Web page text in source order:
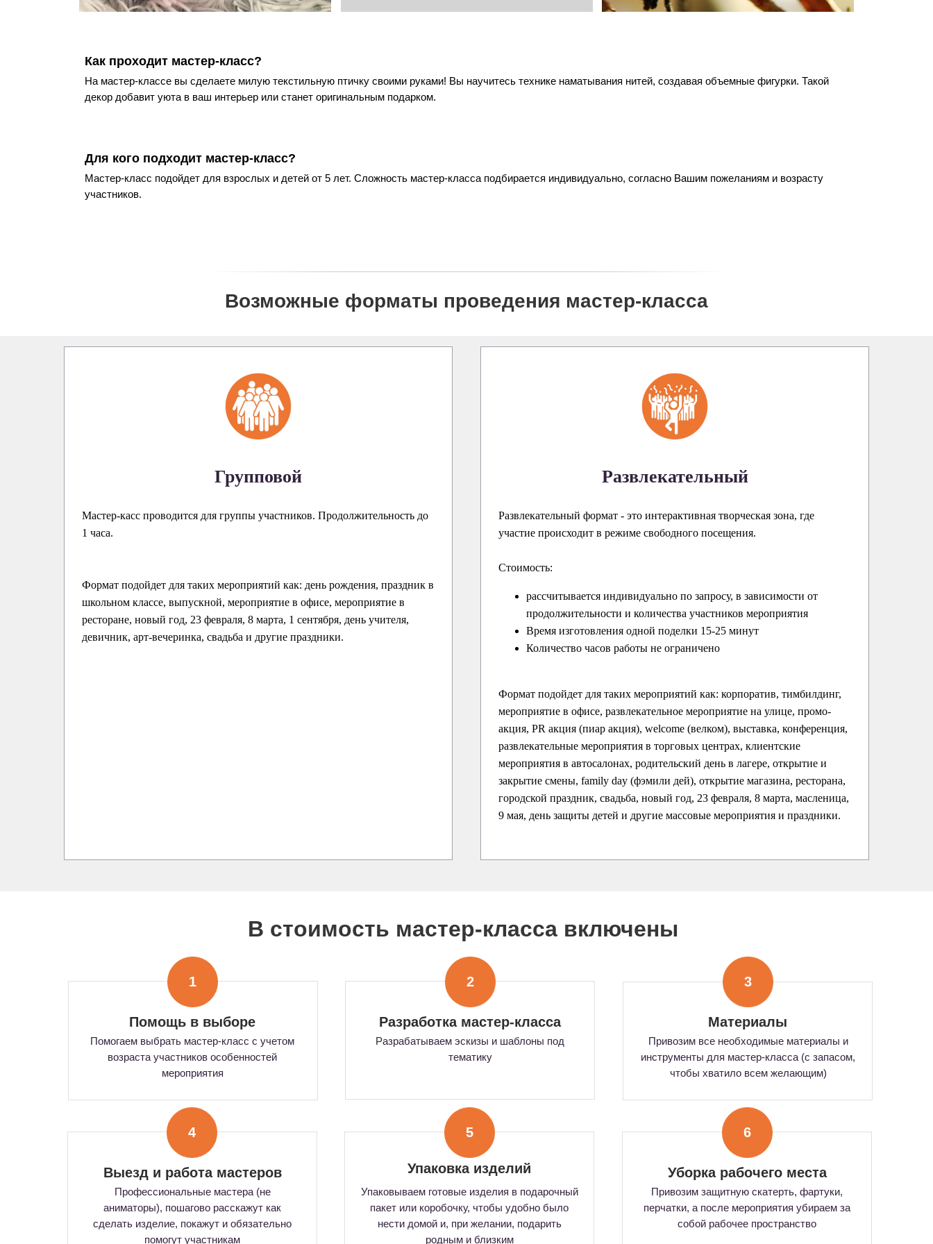
Как проходит мастер-класс?
На мастер-классе вы сделаете милую текстильную птичку своими руками! Вы научитесь технике наматывания нитей, создавая объемные фигурки. Такой
декор добавит уюта в ваш интерьер или станет оригинальным подарком.
Для кого подходит мастер-класс?
Мастер-класс подойдет для взрослых и детей от 5 лет. Сложность мастер-класса подбирается индивидуально, согласно Вашим пожеланиям и возрасту
участников.
Возможные форматы проведения мастер-класса
Групповой
Мастер-касс проводится для группы участников. Продолжительность до
1 часа.
Формат подойдет для таких мероприятий как: день рождения, праздник в
школьном классе, выпускной, мероприятие в офисе, мероприятие в
ресторане, новый год, 23 февраля, 8 марта, 1 сентября, день учителя,
девичник, арт-вечеринка, свадьба и другие праздники.
Развлекательный
Развлекательный формат - это интерактивная творческая зона, где
участие происходит в режиме свободного посещения.
Стоимость:
рассчитывается индивидуально по запросу, в зависимости от
продолжительности и количества участников мероприятия
Время изготовления одной поделки 15-25 минут
Количество часов работы не ограничено
Формат подойдет для таких мероприятий как: корпоратив, тимбилдинг,
мероприятие в офисе, развлекательное мероприятие на улице, промо-
акция, PR акция (пиар акция), welcome (велком), выставка, конференция,
развлекательные мероприятия в торговых центрах, клиентские
мероприятия в автосалонах, родительский день в лагере, открытие и
закрытие смены, family day (фэмили дей), открытие магазина, ресторана,
городской праздник, свадьба, новый год, 23 февраля, 8 марта, масленица,
9 мая, день защиты детей и другие массовые мероприятия и праздники.
Помощь в выборе
В стоимость мастер-класса включены
Помогаем выбрать мастер-класс с учетом
возраста участников особенностей
мероприятия
1
Разработка мастер-класса
Разрабатываем эскизы и шаблоны под
тематику
2
Материалы
Привозим все необходимые материалы и
инструменты для мастер-класса (с запасом,
чтобы хватило всем желающим)
3
Выезд и работа мастеров
Профессиональные мастера (не
аниматоры), пошагово расскажут как
сделать изделие, покажут и обязательно
помогут участникам
4
Упаковка изделий
Упаковываем готовые изделия в подарочный
пакет или коробочку, чтобы удобно было
нести домой и, при желании, подарить
родным и близким
5
Уборка рабочего места
Привозим защитную скатерть, фартуки,
перчатки, а после мероприятия убираем за
собой рабочее пространство
6